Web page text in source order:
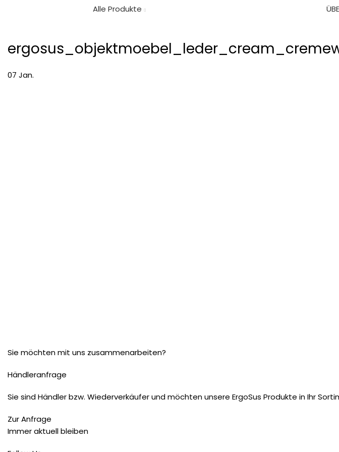
Alle Produkte
07 Jan.
Sie möchten mit uns zusammenarbeiten?
Händleranfrage
Sie sind Händler bzw. Wiederverkäufer und möchten unsere ErgoSus Produkte in Ihr
Zur Anfrage
Immer aktuell bleiben